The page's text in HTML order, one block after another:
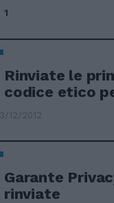
1
Rinviate le
codice etico
12/2012
Garante
rinviate